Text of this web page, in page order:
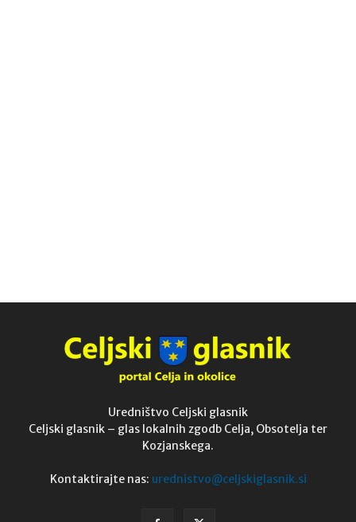
Uredništvo Celjski glasnik
Celjski glasnik – glas lokalnih zgodb Celja, Obsotelja ter
Kozjanskega.
Kontaktirajte nas: urednistvo@celjskiglasnik.si